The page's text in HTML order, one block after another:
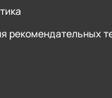
рекомендательных